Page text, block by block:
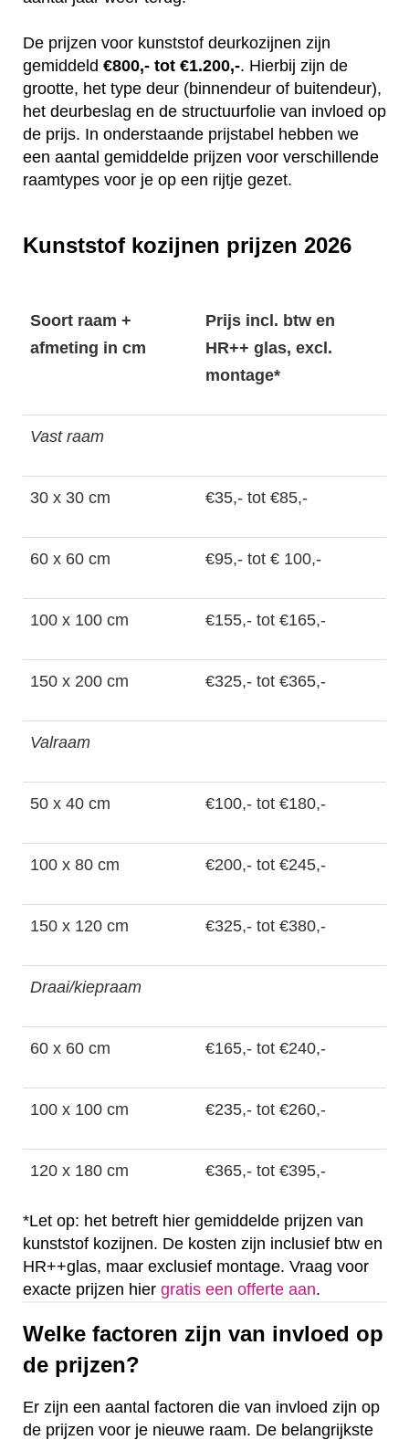
De prijzen voor kunststof deurkozijnen zijn
gemiddeld €800,- tot €1.200,-. Hierbij zijn de
grootte, het type deur (binnendeur of buitendeur),
het deurbeslag en de structuurfolie van invloed op
de prijs. In onderstaande prijstabel hebben we
een aantal gemiddelde prijzen voor verschillende
raamtypes voor je op een rijtje gezet.
Kunststof kozijnen prijzen 2026
Soort raam +
afmeting in cm
Prijs incl. btw en
HR++ glas, excl.
montage*
Vast raam
30 x 30 cm €35,- tot €85,-
60 x 60 cm €95,- tot € 100,-
100 x 100 cm €155,- tot €165,-
150 x 200 cm €325,- tot €365,-
Valraam
50 x 40 cm €100,- tot €180,-
100 x 80 cm €200,- tot €245,-
150 x 120 cm €325,- tot €380,-
Draai/kiepraam
60 x 60 cm €165,- tot €240,-
100 x 100 cm €235,- tot €260,-
120 x 180 cm €365,- tot €395,-
*Let op: het betreft hier gemiddelde prijzen van
kunststof kozijnen. De kosten zijn inclusief btw en
HR++glas, maar exclusief montage. Vraag voor
exacte prijzen hier gratis een offerte aan.
Welke factoren zijn van invloed op
de prijzen?
Er zijn een aantal factoren die van invloed zijn op
de prijzen voor je nieuwe raam. De belangrijkste